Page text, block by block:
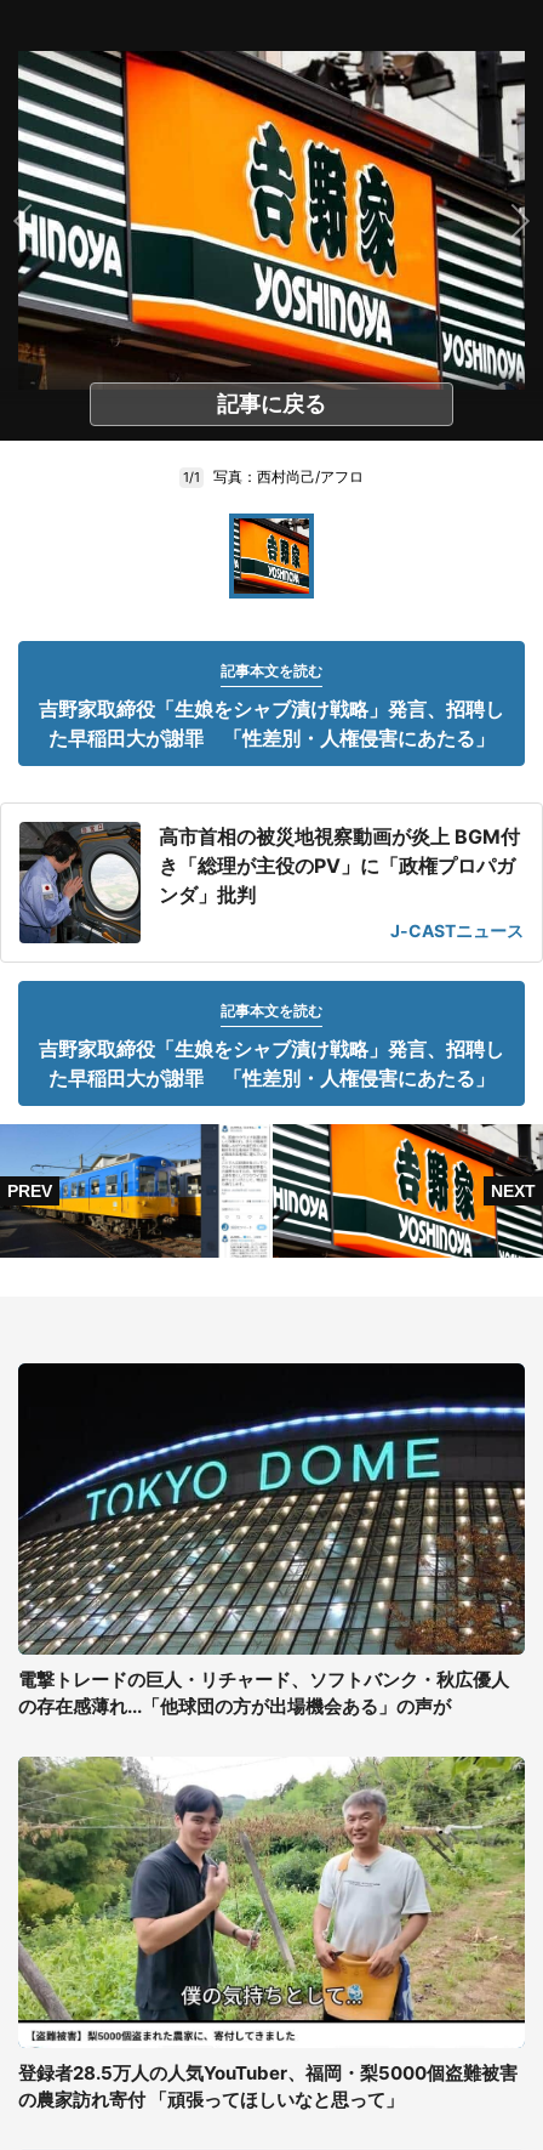
記事に戻る
1/1 写真：西村尚己/アフロ
記事本文を読む
吉野家取締役「生娘をシャブ漬け戦略」発言、招聘し
た早稲田大が謝罪 「性差別・人権侵害にあたる」
高市首相の被災地視察動画が炎上 BGM付
き「総理が主役のPV」に「政権プロパガ
ンダ」批判
J-CASTニュース
記事本文を読む
吉野家取締役「生娘をシャブ漬け戦略」発言、招聘し
た早稲田大が謝罪 「性差別・人権侵害にあたる」
電撃トレードの巨人・リチャード、ソフトバンク・秋広優人
の存在感薄れ...「他球団の方が出場機会ある」の声が
登録者28.5万人の人気YouTuber、福岡・梨5000個盗難被害
の農家訪れ寄付 「頑張ってほしいなと思って」